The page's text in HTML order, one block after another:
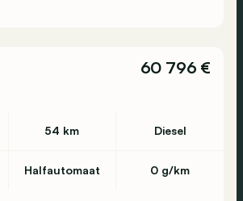
60 796 €
54 km Diesel
Halfautomaat 0 g/km